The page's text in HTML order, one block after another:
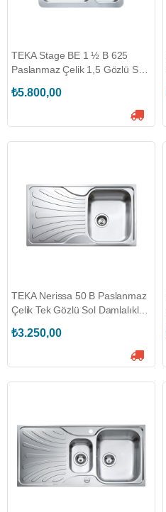
TEKA Stage BE 1 ½ B 625
Paslanmaz Çelik 1,5 Gözlü Sağ
(TEKA.40108521)
₺5.800,00
TEKA Nerissa 50 B Paslanmaz
Çelik Tek Gözlü Sol Damlalıklı
₺3.250,00